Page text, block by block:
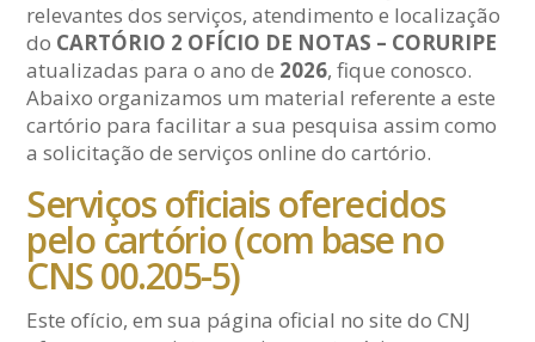
relevantes dos serviços, atendimento e localização
do CARTÓRIO 2 OFÍCIO DE NOTAS – CORURIPE
atualizadas para o ano de 2026, fique conosco.
Abaixo organizamos um material referente a este
cartório para facilitar a sua pesquisa assim como
a solicitação de serviços online do cartório.
Serviços oficiais oferecidos
pelo cartório (com base no
CNS 00.205-5)
Este ofício, em sua página oficial no site do CNJ